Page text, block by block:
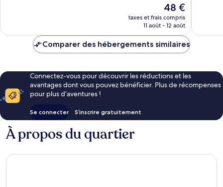
Le
nouveau
prix
de
48 €
taxes et frais compris
11 août - 12 août
Comparer des hébergements similaires
Connectez-vous pour découvrir les réductions et les
avantages dont vous pouvez bénéficier. Plus de récompenses
pour plus d’aventures !
Se connecter S’inscrire gratuitement
À propos du quartier